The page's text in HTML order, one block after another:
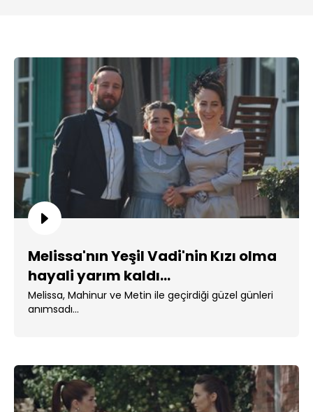
Melissa'nın Yeşil Vadi'nin Kızı olma
hayali yarım kaldı...
Melissa, Mahinur ve Metin ile geçirdiği güzel günleri
anımsadı...